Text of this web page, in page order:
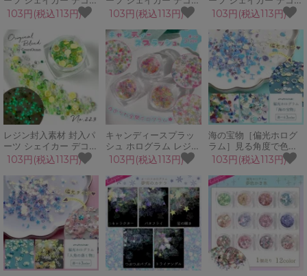
ーツ 木漏れ日 葉っぱ
緑 リーフ 蝶 こもれび
GreenOceanオリジナ
ルブレンド♪
103円(税込113円)
ーツ メロウタイム 花
フラワー ガラスブリオ
ン カレット
GreenOceanオリジナ
ルブレンド♪
103円(税込113円)
ーツ 花鳥風月 和風 夜
星 蝶 リーフ 青 紺
GreenOceanオリジナ
ルブレンド♪
103円(税込113円)
レジン封入素材 封入パ
ーツ シェイカー デコパ
ーツ メロンフィズ 蓄光
レモン GreenOceanオ
リジナルブレンド♪
103円(税込113円)
キャンディースプラッ
シュ ホログラム レジン
封入素材 封入パーツ フ
レーク デコパーツ ケー
ス入り 容器 シェイカー
シャカシャカ 推し活
UVレジン 手芸 クラフ
ト
103円(税込113円)
海の宝物［偏光ホログ
ラム］見る角度で色が
変化する♪
103円(税込113円)